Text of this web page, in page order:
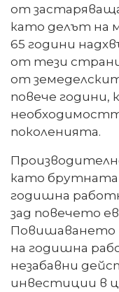
от
като делът на
65 години
от тези
от
повече години,
поколенията.
като брутната
годишна
зад повечето
Повишаването
на годишна
незабавни
инвестиции в